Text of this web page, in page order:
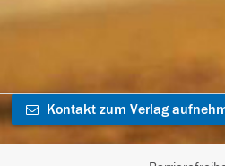
Kontakt zum Verlag